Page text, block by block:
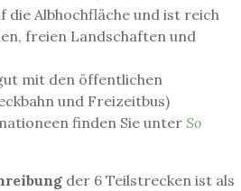
die Albhochfläche und ist reich
freien Landschaften und
mit den öffentlichen
und Freizeitbus)
finden Sie unter So
der 6 Teilstrecken ist als